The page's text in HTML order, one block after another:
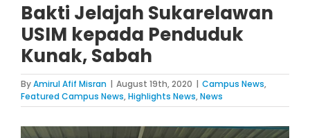
Bakti Jelajah Sukarelawan
USIM kepada Penduduk
Kunak, Sabah
ByAmirul Afif Misran | August 19th, 2020 | Campus News,
Featured Campus News,Highlights News,News
View